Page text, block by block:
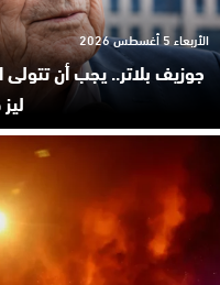
جوزيف بلاتر.. يجب أن تتولى
الأربعاء 5 أغسطس 2026